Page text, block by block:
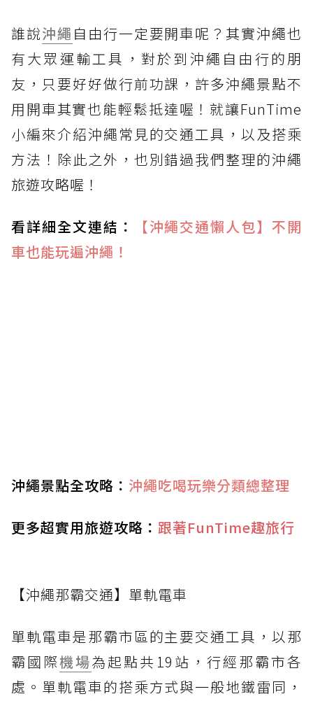
誰說沖繩 自由行一定要開車呢？其實沖繩也
有大眾運輸工具，對於到沖繩自由行的朋
友，只要好好做行前功課，許多沖繩景點不
用開車其實也能輕鬆抵達喔！就讓FunTime
小編來介紹沖繩常見的交通工具，以及搭乘
方法！除此之外，也別錯過我們整理的沖繩
旅遊攻略喔！
看詳細全文連結：
【沖繩交通懶人包】不開
車也能玩遍沖繩！
沖繩景點全攻略： 沖繩吃喝玩樂分類總整理
更多超實用旅遊攻略： 跟著FunTime趣旅行
【沖繩那霸交通】單軌電車
單軌電車是那霸市區的主要交通工具，以那
霸國際機場為起點共19站，行經那霸市各
處。單軌電車的搭乘方式與一般地鐵雷同，